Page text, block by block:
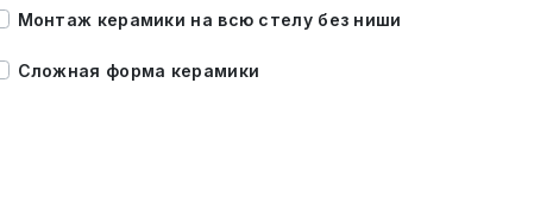
Монтаж керамики на всю стелу без ниши
Сложная форма керамики